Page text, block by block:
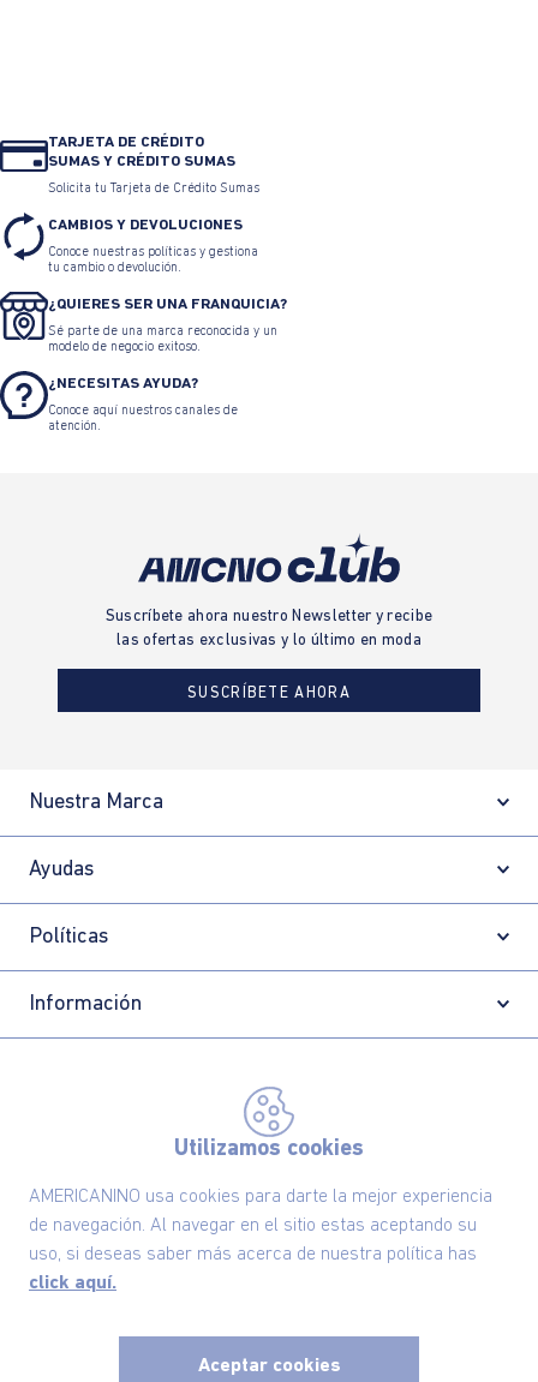
Utilizamos cookies
AMERICANINO usa cookies para darte la mejor experiencia
de navegación. Al navegar en el sitio estas aceptando su
uso, si deseas saber más acerca de nuestra política has
click aquí.
Aceptar cookies
TARJETA DE CRÉDITO
SUMAS Y CRÉDITO SUMAS
Solicita tu Tarjeta de Crédito Sumas
CAMBIOS Y DEVOLUCIONES
Conoce nuestras políticas y gestiona
tu cambio o devolución.
¿QUIERES SER UNA FRANQUICIA?
Sé parte de una marca reconocida y un
modelo de negocio exitoso.
¿NECESITAS AYUDA?
Conoce aquí nuestros canales de
atención.
Suscríbete ahora nuestro Newsletter y recibe
las ofertas exclusivas y lo último en moda
SUSCRÍBETE AHORA
Nuestra Marca
Ayudas
Políticas
Información